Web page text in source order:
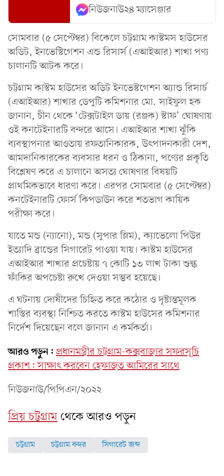
নিউজনাউ২৪ ম্যাসেঞ্জার
সোমবার (৫ সেপ্টেম্বর) বিকেলে চট্টগ্রাম কাস্টমস হাউসের
অডিট, ইনভেস্টিগেশন এন্ড রিসার্স (এআইআর) শাখা পণ্য
চালানটি আটক করে।
চট্টগ্রাম কাস্টম হাউসের অডিট ইনভেস্টগেশন অ্যান্ড রিসার্চ
(এআইআর) শাখার ডেপুটি কমিশনার মো. সাইফুল হক
জানান, চীন থেকে ‘টেক্সটাইল ডায় (রঞ্জক) স্টাফ’ ঘোষণায়
ওই কনটেইনারটি বন্দরে আসে। এআইআর শাখা ঝুঁকি
ব্যবস্থাপনার আওতায় রফতানিকারক, উৎপাদনকারী দেশ,
আমদানিকারকের ব্যবসার ধরন ও ঠিকানা, পণ্যের প্রকৃতি
বিশ্লেষণ করে এ চালানে অসত্য ঘোষণার বিষয়টি
প্রাথমিকভাবে ধারণা করে। এরপর সোমবার (৫ সেপ্টেম্বর)
কনটেইনারটি ফোর্স কিপডাউন করে শতভাগ কায়িক
পরীক্ষা করে।
যাতে মন্ড (ন্যানো), মন্ড (সুপার স্লিম), ক্যাভেলো পিউর
ইত্যাদি ব্রান্ডের সিগারেট পাওয়া যায়। কাস্টম হাউসের
এআইআর শাখার প্রচেষ্টায় ৭ কোটি ১৩ লাখ টাকা শুল্ক
ফাঁকির অপচেষ্টা রুখে দেওয়া সম্ভব হয়েছে।
এ ঘটনায় দোষীদের চিহ্নিত করে কঠোর ও দৃষ্টান্তমূলক
শাস্তির ব্যবস্থা নিশ্চিত করতে কাস্টম হাউসের কমিশনার
নির্দেশ দিয়েছেন বলে জানান এ কর্মকর্তা।
আরও পড়ুন: প্রধানমন্ত্রীর চট্টগ্রাম-কক্সবাজার সফরসূচি
প্রকাশ: সাক্ষাৎ করবেন হেফাজত আমিরের সাথে
নিউজনাউ/পিপিএন/২০২২
প্রিয় চট্টগ্রামথেকে আরও পড়ুন
চট্টগ্রাম চট্টগ্রাম বন্দর সিগারেট জব্দ